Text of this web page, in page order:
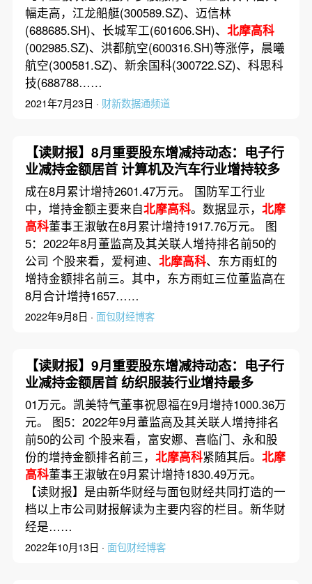
幅走高，江龙船艇(300589.SZ)、迈信林
(688685.SH)、长城军工(601606.SH)、 北摩高科
(002985.SZ)、洪都航空(600316.SH)等涨停，晨曦
航空(300581.SZ)、新余国科(300722.SZ)、科思科
技(688788……
2021年7月23日 · 财新数据通频道
【读财报】8月重要股东增减持动态：电子行
业减持金额居首 计算机及汽车行业增持较多
成在8月累计增持2601.47万元。 国防军工行业
中，增持金额主要来自北摩高科。数据显示， 北摩
高科董事王淑敏在8月累计增持1917.76万元。 图
5：2022年8月董监高及其关联人增持排名前50的
公司 个股来看，爱柯迪、 北摩高科、东方雨虹的
增持金额排名前三。其中，东方雨虹三位董监高在
8月合计增持1657……
2022年9月8日 · 面包财经博客
【读财报】9月重要股东增减持动态：电子行
业减持金额居首 纺织服装行业增持最多
01万元。凯美特气董事祝恩福在9月增持1000.36万
元。 图5：2022年9月董监高及其关联人增持排名
前50的公司 个股来看，富安娜、喜临门、永和股
份的增持金额排名前三， 北摩高科紧随其后。 北摩
高科董事王淑敏在9月累计增持1830.49万元。
【读财报】是由新华财经与面包财经共同打造的一
档以上市公司财报解读为主要内容的栏目。新华财
经是……
2022年10月13日 · 面包财经博客